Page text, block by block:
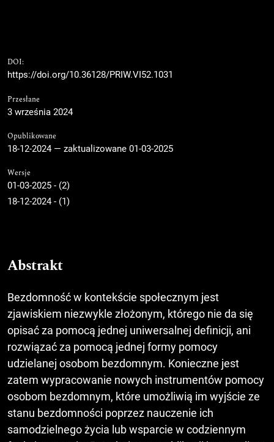
DOI:
https://doi.org/10.36128/PRIW.VI52.1031
Przesłane
3 września 2024
Opublikowane
18-12-2024 — zaktualizowane 01-03-2025
Wersje
01-03-2025 - (2)
18-12-2024 - (1)
Abstrakt
Bezdomność w kontekście społecznym jest
zjawiskiem niezwykle złożonym, którego nie da się
opisać za pomocą jednej uniwersalnej definicji, ani
rozwiązać za pomocą jednej formy pomocy
udzielanej osobom bezdomnym. Konieczne jest
zatem wypracowanie nowych instrumentów pomocy
osobom bezdomnym, które umożliwią im wyjście ze
stanu bezdomności poprzez nauczenie ich
samodzielnego życia lub wsparcie w codziennym